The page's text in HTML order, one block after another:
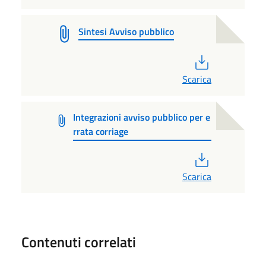
Sintesi Avviso pubblico
Scarica
Integrazioni avviso pubblico per e
rrata corriage
Scarica
Contenuti correlati